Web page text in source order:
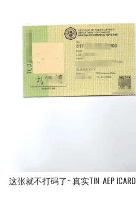
这张就不打码了~ 真实TIN AEP ICARD